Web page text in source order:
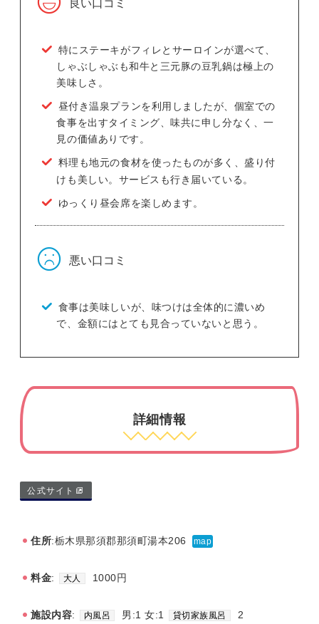
特にステーキがフィレとサーロインが選べて、
しゃぶしゃぶも和牛と三元豚の豆乳鍋は極上の
美味しさ。
昼付き温泉プランを利用しましたが、個室での
食事を出すタイミング、味共に申し分なく、一
見の価値ありです。
料理も地元の食材を使ったものが多く、盛り付
けも美しい。サービスも行き届いている。
ゆっくり昼会席を楽しめます。
悪い口コミ
食事は美味しいが、味つけは全体的に濃いめ
で、金額にはとても見合っていないと思う。
詳細情報
公式サイト
住所:栃木県那須郡那須町湯本206 map
料金: 大人 1000円
施設内容: 内風呂 男:1 女:1 貸切家族風呂 2